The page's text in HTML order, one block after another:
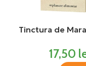
Tinctura de
17,50